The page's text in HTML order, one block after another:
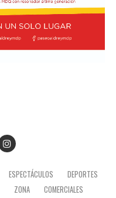
ESPECTÁCULOS
DEPORTES
ZONA COMERCIALES